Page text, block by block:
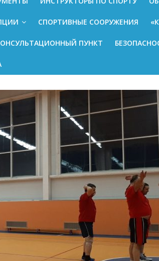
СПОРТИВНЫЕ СООРУЖЕНИЯ
ПУНКТ